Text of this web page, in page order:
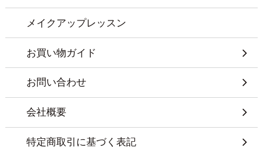
メイクアップレッスン
お買い物ガイド
お問い合わせ
会社概要
特定商取引に基づく表記